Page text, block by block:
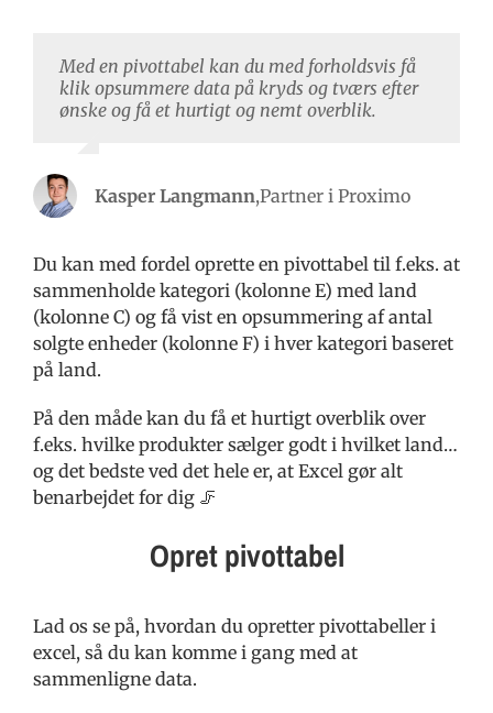
Med en pivottabel kan du med forholdsvis få
klik opsummere data på kryds og tværs efter
ønske og få et hurtigt og nemt overblik.
Kasper Langmann,Partner i Proximo
Du kan med fordel oprette en pivottabel til f.eks. at
sammenholde kategori (kolonne E) med land
(kolonne C) og få vist en opsummering af antal
solgte enheder (kolonne F) i hver kategori baseret
på land.
På den måde kan du få et hurtigt overblik over
f.eks. hvilke produkter sælger godt i hvilket land…
og det bedste ved det hele er, at Excel gør alt
benarbejdet for dig 🦵
Opret pivottabel
Lad os se på, hvordan du opretter pivottabeller i
excel, så du kan komme i gang med at
sammenligne data.